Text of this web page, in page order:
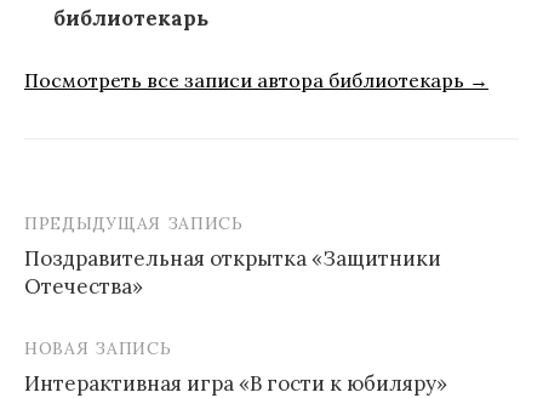
библиотекарь
Посмотреть все записи автора библиотекарь →
Навигация
по
ПРЕДЫДУЩАЯ ЗАПИСЬ
Поздравительная открытка «Защитники
Отечества»
НОВАЯ ЗАПИСЬ
Интерактивная игра «В гости к юбиляру»